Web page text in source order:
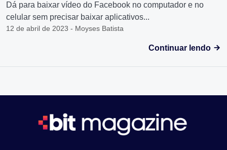
Dá para baixar vídeo do Facebook no computador e no
celular sem precisar baixar aplicativos...
12 de abril de 2023 - Moyses Batista
Continuar lendo